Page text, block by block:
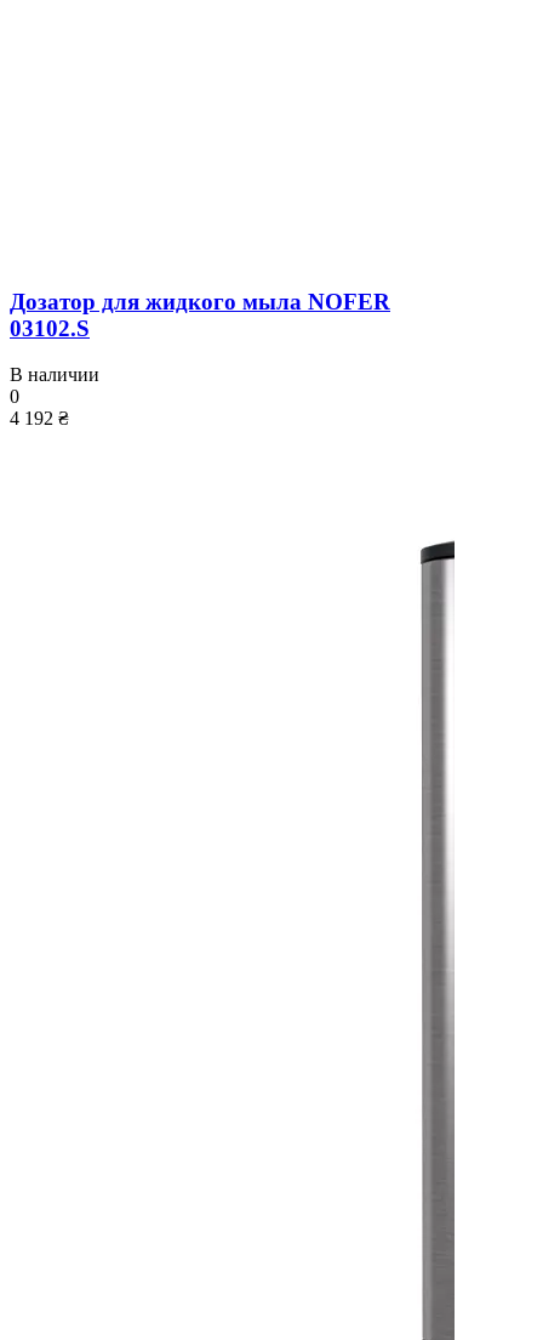
Дозатор для жидкого мыла NOFER
03102.S
В наличии
0
4 192 ₴